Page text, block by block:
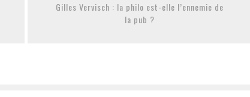
Gilles Vervisch : la philo est-elle l’ennemie de
la pub ?